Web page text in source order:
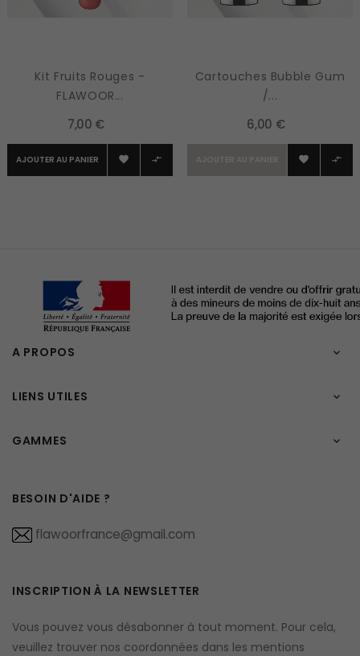
Kit Fruits Rouges -
FLAWOOR...
7,00 €
AJOUTER AU PANIER  
Cartouches Bubble Gum
/...
6,00 €
AJOUTER AU PANIER  
A PROPOS 
LIENS UTILES 
GAMMES 
BESOIN D'AIDE ?
flawoorfrance@gmail.com
INSCRIPTION À LA NEWSLETTER
Vous pouvez vous désabonner à tout moment. Pour cela,
veuillez trouver nos coordonnées dans les mentions